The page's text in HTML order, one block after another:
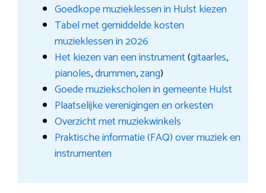
Goedkope muzieklessen in Hulst kiezen
Tabel met gemiddelde kosten
muzieklessen in 2026
Het kiezen van een instrument(gitaarles,
pianoles,drummen,zang)
Goede muziekscholen in gemeente Hulst
Plaatselijke verenigingen en orkesten
Overzicht met muziekwinkels
Praktische informatie (FAQ) over muziek en
instrumenten